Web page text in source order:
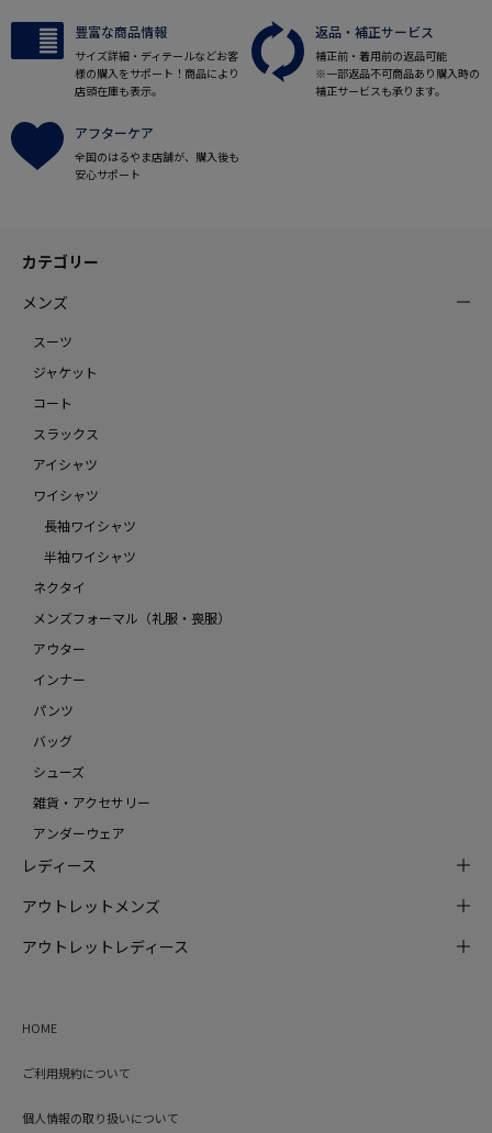
豊富な商品情報
サイズ詳細・ディテールなどお客
様の購入をサポート！商品により
店頭在庫も表示。
返品・補正サービス
補正前・着用前の返品可能
※一部返品不可商品あり購入時の
補正サービスも承ります。
アフターケア
全国のはるやま店舗が、購入後も
安心サポート
カテゴリー
メンズ
スーツ
ジャケット
コート
スラックス
アイシャツ
ワイシャツ
長袖ワイシャツ
半袖ワイシャツ
ネクタイ
メンズフォーマル（礼服・喪服）
アウター
インナー
パンツ
バッグ
シューズ
雑貨・アクセサリー
アンダーウェア
レディース
アウトレットメンズ
アウトレットレディース
HOME
ご利用規約について
個人情報の取り扱いについて